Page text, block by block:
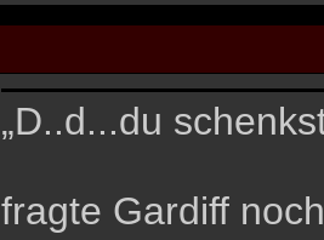
„D..d...du
fragte Gardiff